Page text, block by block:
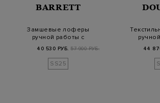
BARRETT
Замшевые лоферы
ручной работы с
40 530 РУБ. 57 900 РУБ.
SS25
44